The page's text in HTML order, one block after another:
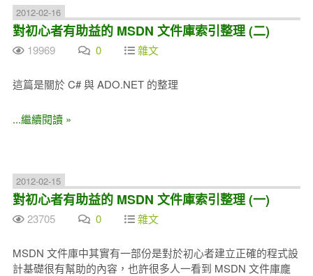
2012-02-16
對初心者有助益的 MSDN 文件庫索引整理 (二)
19969 0 雜文
這篇是關於 C# 與 ADO.NET 的整理
...繼續閱讀 »
2012-02-15
對初心者有助益的 MSDN 文件庫索引整理 (一)
23705 0 雜文
MSDN 文件庫中其實有一部份是對於初心者建立正確的程式設
計基礎很有幫助的內容，也許很多人一看到 MSDN 文件庫龐